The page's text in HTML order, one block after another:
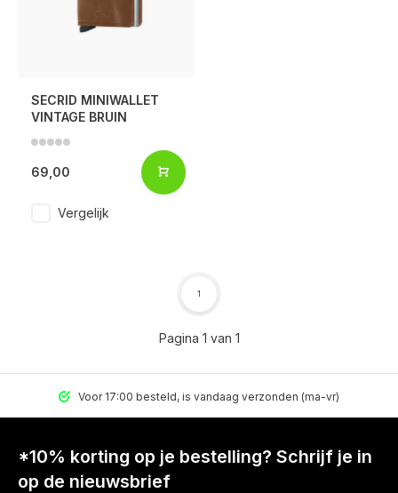
Voor 17:00 besteld, is vandaag verzonden (ma-vr)
SECRID MINIWALLET
VINTAGE BRUIN
69,00
Vergelijk
Pagina 1 van 1
1
Voor 17:00 besteld, is vandaag verzonden (ma-vr)
*10% korting op je bestelling? Schrijf je in
op de nieuwsbrief